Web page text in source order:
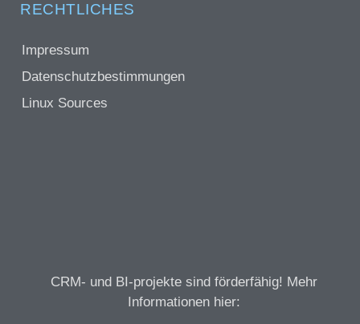
RECHTLICHES
Impressum
Datenschutzbestimmungen
Linux Sources
CRM- und BI-projekte sind förderfähig! Mehr
Informationen hier: